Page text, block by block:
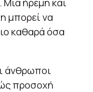
μπορεί να
καθαρά όσα
άνθρωποι
προσοχή